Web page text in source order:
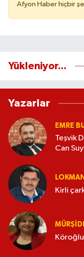
Afyon Haber hiçbir
Yükleniyor...
Yazarlar
EMRE
Teşvik
Can
Kirli